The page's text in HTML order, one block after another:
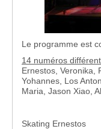
Le programme est
14 numéros
Ernestos, Veronika,
Yohannes, Los
Maria, Jason Xiao,
Skating Ernestos